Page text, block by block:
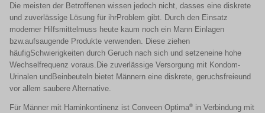
Die meisten der Betroffenen wissen jedoch nicht, dasses eine diskrete
und zuverlässige Lösung für ihrProblem gibt. Durch den Einsatz
moderner Hilfsmittelmuss heute kaum noch ein Mann Einlagen
bzw.aufsaugende Produkte verwenden. Diese ziehen
häufigSchwierigkeiten durch Geruch nach sich und setzeneine hohe
Wechselfrequenz voraus.Die zuverlässige Versorgung mit Kondom-
Urinalen undBeinbeuteln bietet Männern eine diskrete, geruchsfreieund
vor allem saubere Alternative.
Für Männer mit Harninkontinenz ist Conveen Optima® in Verbindung mit